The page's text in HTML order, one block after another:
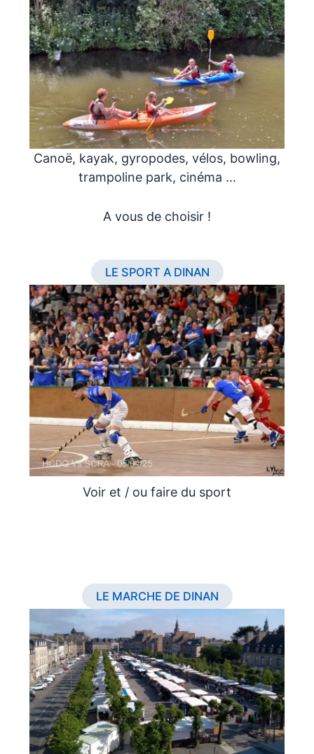
Canoë, kayak, gyropodes, vélos, bowling,
trampoline park, cinéma …
A vous de choisir !
LE SPORT A DINAN
Voir et / ou faire du sport
LE MARCHE DE DINAN